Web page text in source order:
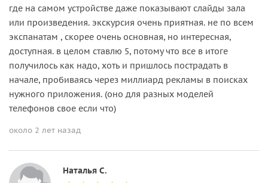
где на самом устройстве даже показывают слайды зала
или произведения. экскурсия очень приятная. не по всем
экспанатам , скорее очень основная, но интересная,
доступная. в целом ставлю 5, потому что все в итоге
получилось как надо, хоть и пришлось пострадать в
начале, пробиваясь через миллиард рекламы в поисках
нужного приложения. (оно для разных моделей
телефонов свое если что)
около 2 лет назад
Наталья С.